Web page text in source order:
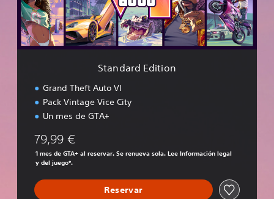
d
d
t
Standard Edition
Grand Theft Auto VI
Pack Vintage Vice City
Un mes de GTA+
79,99 €
1 mes de GTA+ al reservar. Se renueva sola. Lee Información legal
y del juego*.
Reservar